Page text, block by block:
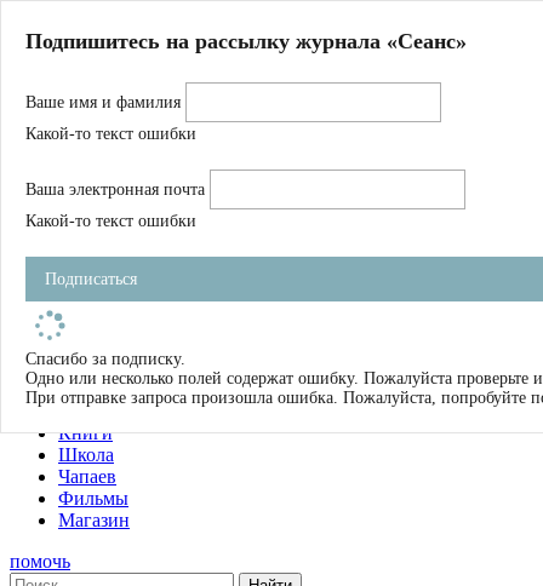
Магазин
Журнал
Школа
Устав
Фильмы
Имена
Тэги
О нас
Журнал
Книги
Школа
Чапаев
Фильмы
Магазин
помочь
Подпишитесь на рассылку журнала «Сеанс»
Ваше имя и фамилия
Какой-то текст ошибки
Ваша электронная почта
Какой-то текст ошибки
Подписаться
Спасибо за подписку.
Одно или несколько полей содержат ошибку. Пожалуйста проверьте
При отправке запроса произошла ошибка. Пожалуйста, попробуйте